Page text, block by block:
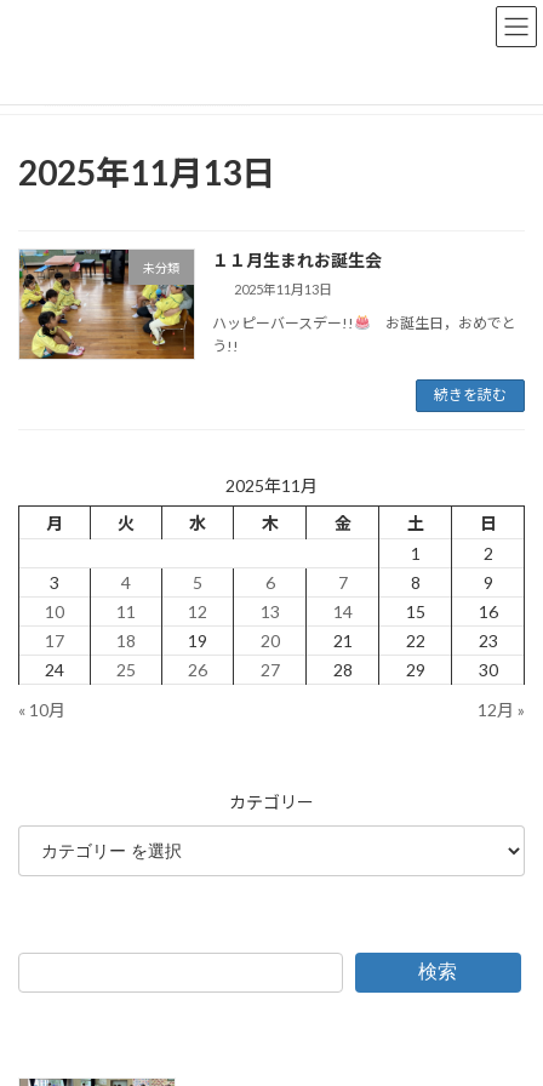
ツ
シ
2025年11月13日
未分類 １１月生まれお誕生会
2025年11月13日
ハッピーバースデー!!
お誕生日，おめでと
う!!
続きを読む
2025年11月
月
火 水 木 金 土
日
1
2
3
4 5 6 7 8
9
10
11 12 13 14 15
16
17
18 19 20 21 22
23
24
25 26 27 28 29
30
« 10月
12月 »
カテゴリー
検索